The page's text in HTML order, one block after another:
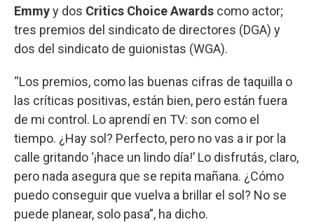
Emmyy dos Critics Choice Awards como actor;
tres premios del sindicato de directores (DGA) y
dos del sindicato de guionistas (WGA).
“Los premios, como las buenas cifras de taquilla o
las críticas positivas, están bien, pero están fuera
de mi control. Lo aprendí en TV: son como el
tiempo. ¿Hay sol? Perfecto, pero no vas a ir por la
calle gritando ‘¡hace un lindo día!’ Lo disfrutás, claro,
pero nada asegura que se repita mañana. ¿Cómo
puedo conseguir que vuelva a brillar el sol? No se
puede planear, solo pasa”, ha dicho.